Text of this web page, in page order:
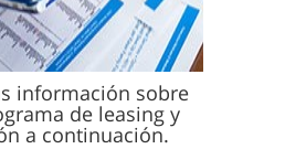
información sobre
de leasing y
a continuación.